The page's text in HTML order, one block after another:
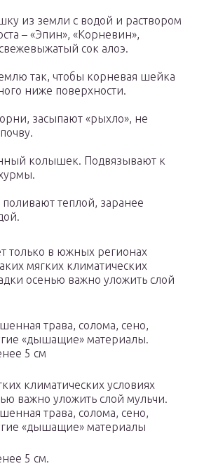
из земли с водой и раствором
– «Эпин», «Корневин»,
сок алоэ.
так, чтобы корневая шейка
ниже поверхности.
засыпают «рыхло», не
колышек. Подвязывают к
теплой, заранее
только в южных регионах
мягких климатических
осенью важно уложить слой
трава, солома, сено,
«дышащие» материалы.
5 см
климатических условиях
важно уложить слой мульчи.
трава, солома, сено,
«дышащие» материалы
5 см.